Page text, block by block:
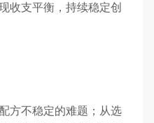
收支平衡，持续稳定创
方不稳定的难题；从选